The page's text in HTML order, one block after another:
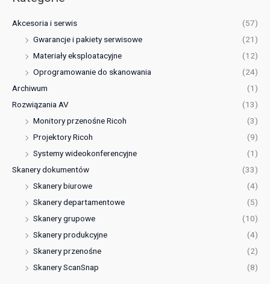
Akcesoria i serwis
(57)
Gwarancje i pakiety serwisowe
(21)
Materiały eksploatacyjne
(12)
Oprogramowanie do skanowania
(24)
Archiwum
(1)
Rozwiązania AV
(13)
Monitory przenośne Ricoh
(3)
Projektory Ricoh
(9)
Systemy wideokonferencyjne
(1)
Skanery dokumentów
(33)
Skanery biurowe
(4)
Skanery departamentowe
(5)
Skanery grupowe
(10)
Skanery produkcyjne
(4)
Skanery przenośne
(2)
Skanery ScanSnap
(8)